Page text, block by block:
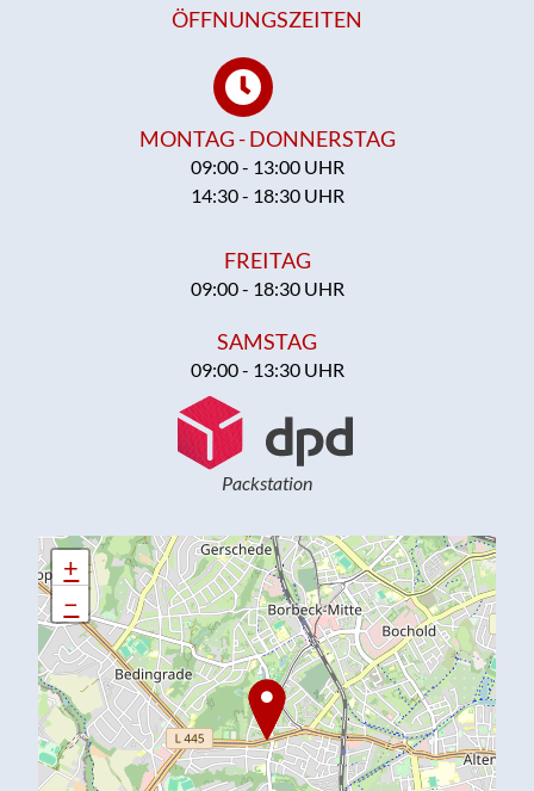
ÖFFNUNGSZEITEN
MONTAG - DONNERSTAG
09:00 - 13:00 UHR
14:30 - 18:30 UHR
FREITAG
09:00 - 18:30 UHR
SAMSTAG
09:00 - 13:30 UHR
Packstation
+
−
+
−